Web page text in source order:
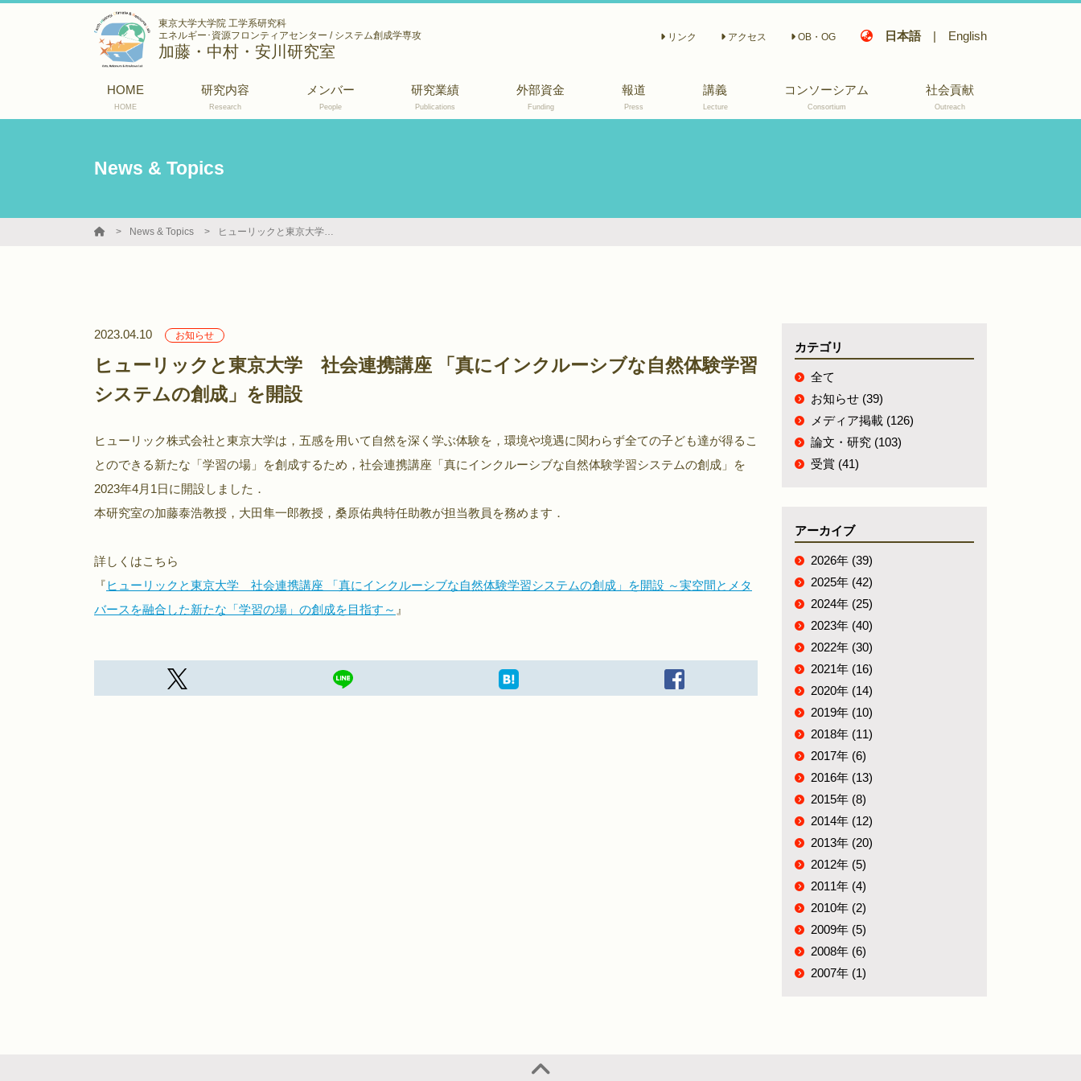
東京大学大学院 工学系研究科
エネルギー･資源フロンティアセンター / システム創成学専攻
加藤・中村・安川研究室
リンク アクセス OB・OG 日本語 | English
HOME
HOME
研究内容
Research
メンバー
People
研究業績
Publications
著書, 解説, 報告等
外部資金
Funding
報道
Press
講義
Lecture
コンソーシアム
Consortium
部会構成
社会貢献
Outreach
News & Topics
News & Topics ヒューリックと東京大学 社会連携講座 「真にインクルーシブな自然体験学習システムの創成」を開設
2023.04.10 お知らせ
ヒューリックと東京大学 社会連携講座 「真にインクルーシブな自然体験学習
システムの創成」を開設
ヒューリック株式会社と東京大学は，五感を用いて自然を深く学ぶ体験を，環境や境遇に関わらず全ての子ども達が得るこ
とのできる新たな「学習の場」を創成するため，社会連携講座「真にインクルーシブな自然体験学習システムの創成」を
2023年4月1日に開設しました．
本研究室の加藤泰浩教授，大田隼一郎教授，桑原佑典特任助教が担当教員を務めます．
詳しくはこちら
『 ヒューリックと東京大学 社会連携講座 「真にインクルーシブな自然体験学習システムの創成」を開設 ～実空間とメタ
バースを融合した新たな「学習の場」の創成を目指す～ 』
カテゴリ
全て
お知らせ (39)
メディア掲載 (126)
論文・研究 (103)
受賞 (41)
アーカイブ
2026年 (39)
2025年 (42)
2024年 (25)
2023年 (40)
2022年 (30)
2021年 (16)
2020年 (14)
2019年 (10)
2018年 (11)
2017年 (6)
2016年 (13)
2015年 (8)
2014年 (12)
2013年 (20)
2012年 (5)
2011年 (4)
2010年 (2)
2009年 (5)
2008年 (6)
2007年 (1)